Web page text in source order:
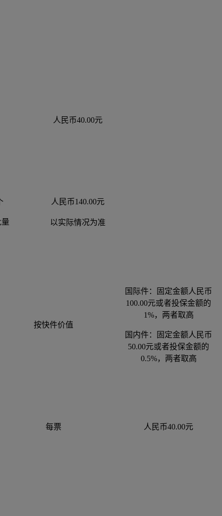
人民币40.00元
人民币140.00元
以实际情况为准
按快件价值
国际件：固定金额人民币
100.00元或者投保金额的
1%，两者取高
国内件：固定金额人民币
50.00元或者投保金额的
0.5%，两者取高
每票 人民币40.00元